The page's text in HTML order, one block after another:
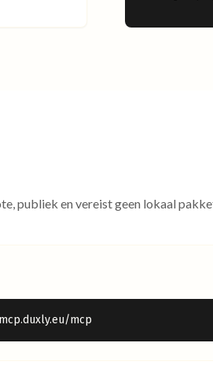
publiek en vereist geen lokaal
mcp